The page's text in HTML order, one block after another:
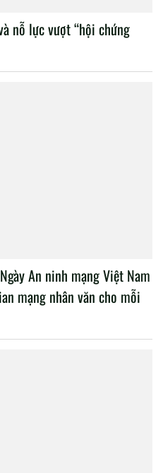
nỗ lực vượt “hội chứng
An ninh mạng Việt Nam
mạng nhân văn cho mỗi